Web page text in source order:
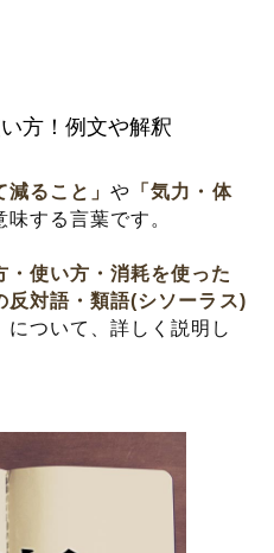
方！例文や解釈
減ること」や 「気力・体
味する言葉です。
・使い方・消耗を使った
反対語・類語(シソーラス)
について、詳しく説明し